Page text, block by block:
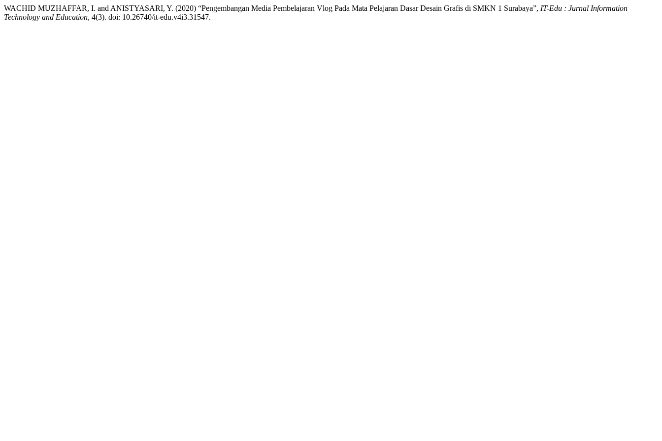
WACHID MUZHAFFAR, I. and ANISTYASARI, Y. (2020) “Pengembangan Media Pembelajaran Vlog Pada Mata Pelajaran Dasar Desain Grafis di SMKN 1 Surabaya”, IT-Edu : Jurnal Information
Technology and Education, 4(3). doi: 10.26740/it-edu.v4i3.31547.